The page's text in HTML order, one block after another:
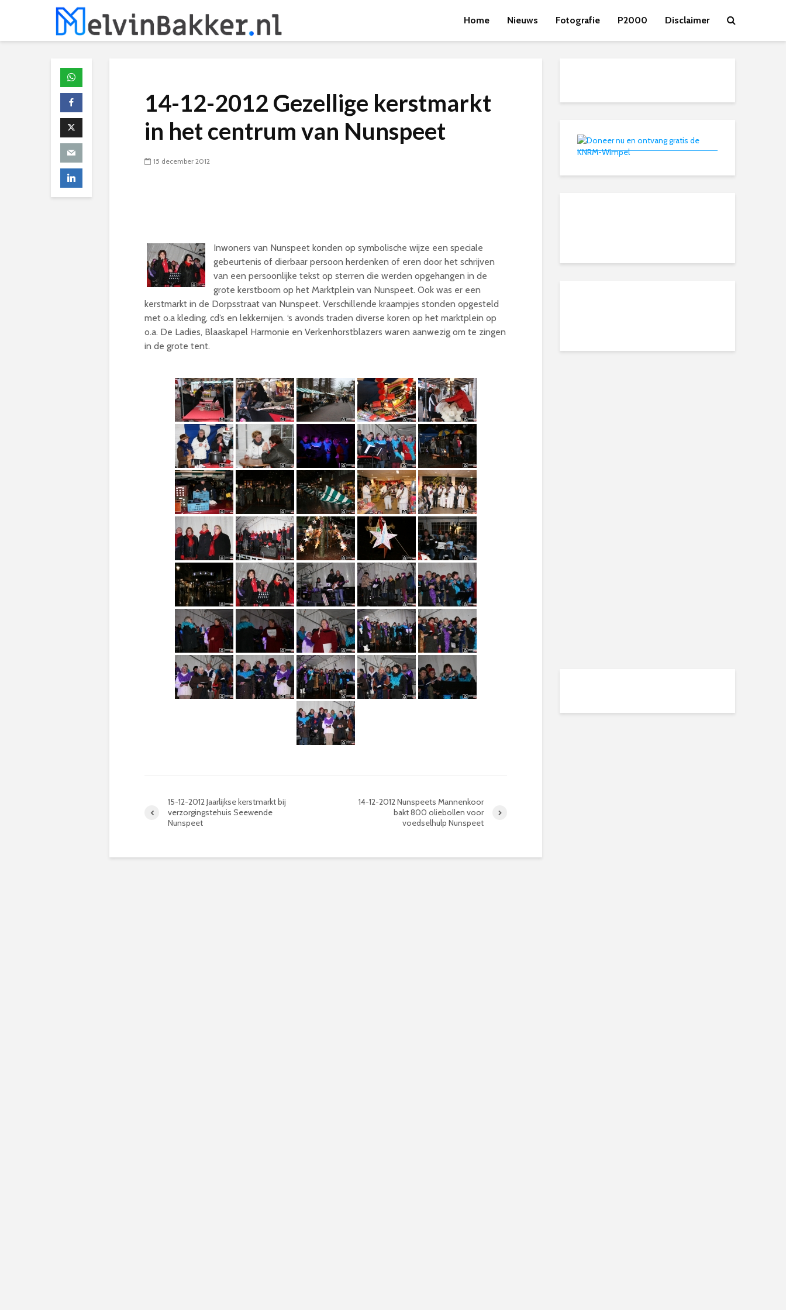
Home Nieuws Fotografie P2000 Disclaimer
14-12-2012 Gezellige kerstmarkt
in het centrum van Nunspeet
15 december 2012
Inwoners van Nunspeet konden op symbolische wijze een speciale
gebeurtenis of dierbaar persoon herdenken of eren door het schrijven
van een persoonlijke tekst op sterren die werden opgehangen in de
grote kerstboom op het Marktplein van Nunspeet. Ook was er een
kerstmarkt in de Dorpsstraat van Nunspeet. Verschillende kraampjes stonden opgesteld
met o.a kleding, cd’s en lekkernijen. ‘s avonds traden diverse koren op het marktplein op
o.a. De Ladies, Blaaskapel Harmonie en Verkenhorstblazers waren aanwezig om te zingen
in de grote tent.
15-12-2012 Jaarlijkse kerstmarkt bij
verzorgingstehuis Seewende
Nunspeet
14-12-2012 Nunspeets Mannenkoor
bakt 800 oliebollen voor
voedselhulp Nunspeet